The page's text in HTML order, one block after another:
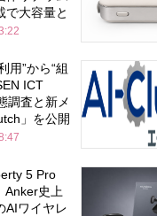
で大容量と
用”から“組
ICT
調査と新メ
」を公開
5 Pro
史上
AIワイヤレ